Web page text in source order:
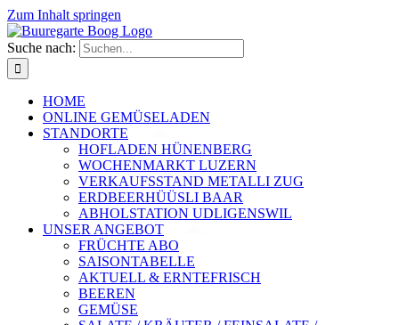
Zum Inhalt springen
Suche nach:
HOME
ONLINE GEMÜSELADEN
STANDORTE
HOFLADEN HÜNENBERG
WOCHENMARKT LUZERN
VERKAUFSSTAND METALLI ZUG
ERDBEERHÜÜSLI BAAR
ABHOLSTATION UDLIGENSWIL
UNSER ANGEBOT
FRÜCHTE ABO
SAISONTABELLE
AKTUELL & ERNTEFRISCH
BEEREN
GEMÜSE